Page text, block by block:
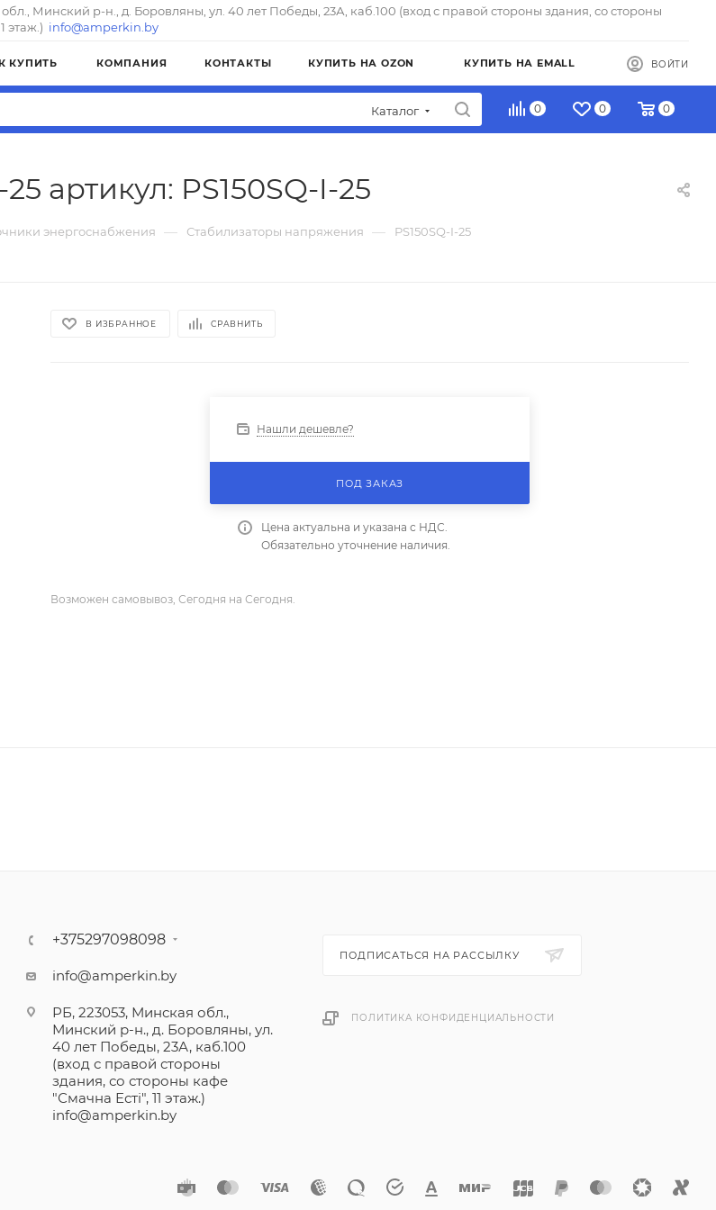
Минский р-н., д. Боровляны, ул. 40 лет Победы, 23А, каб.100 (вход с правой стороны здания, со стороны
этаж.) info@amperkin.by
КУПИТЬ КОМПАНИЯ КОНТАКТЫ КУПИТЬ НА OZON КУПИТЬ НА EMALL ВОЙТИ
Каталог 0 0 0
25 артикул: PS150SQ-I-25
энергоснабжения — Стабилизаторы напряжения — PS150SQ-I-25
В ИЗБРАННОЕ СРАВНИТЬ
Нашли дешевле?
ПОД ЗАКАЗ
Цена актуальна и указана с НДС.
Обязательно уточнение наличия.
Возможен самовывоз, Сегодня на Сегодня.
+375297098098
info@amperkin.by
РБ, 223053, Минская обл.,
Минский р-н., д. Боровляны, ул.
40 лет Победы, 23А, каб.100
(вход с правой стороны
здания, со стороны кафе
"Смачна Естi", 11 этаж.)
info@amperkin.by
ПОДПИСАТЬСЯ НА РАССЫЛКУ
ПОЛИТИКА КОНФИДЕНЦИАЛЬНОСТИ